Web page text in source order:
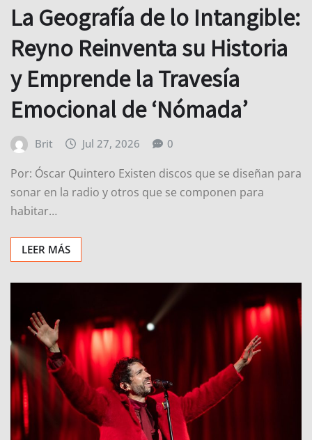
La Geografía de lo Intangible:
Reyno Reinventa su Historia
y Emprende la Travesía
Emocional de ‘Nómada’
Brit Jul 27, 2026 0
Por: Óscar Quintero Existen discos que se diseñan para
sonar en la radio y otros que se componen para
habitar…
LEER MÁS